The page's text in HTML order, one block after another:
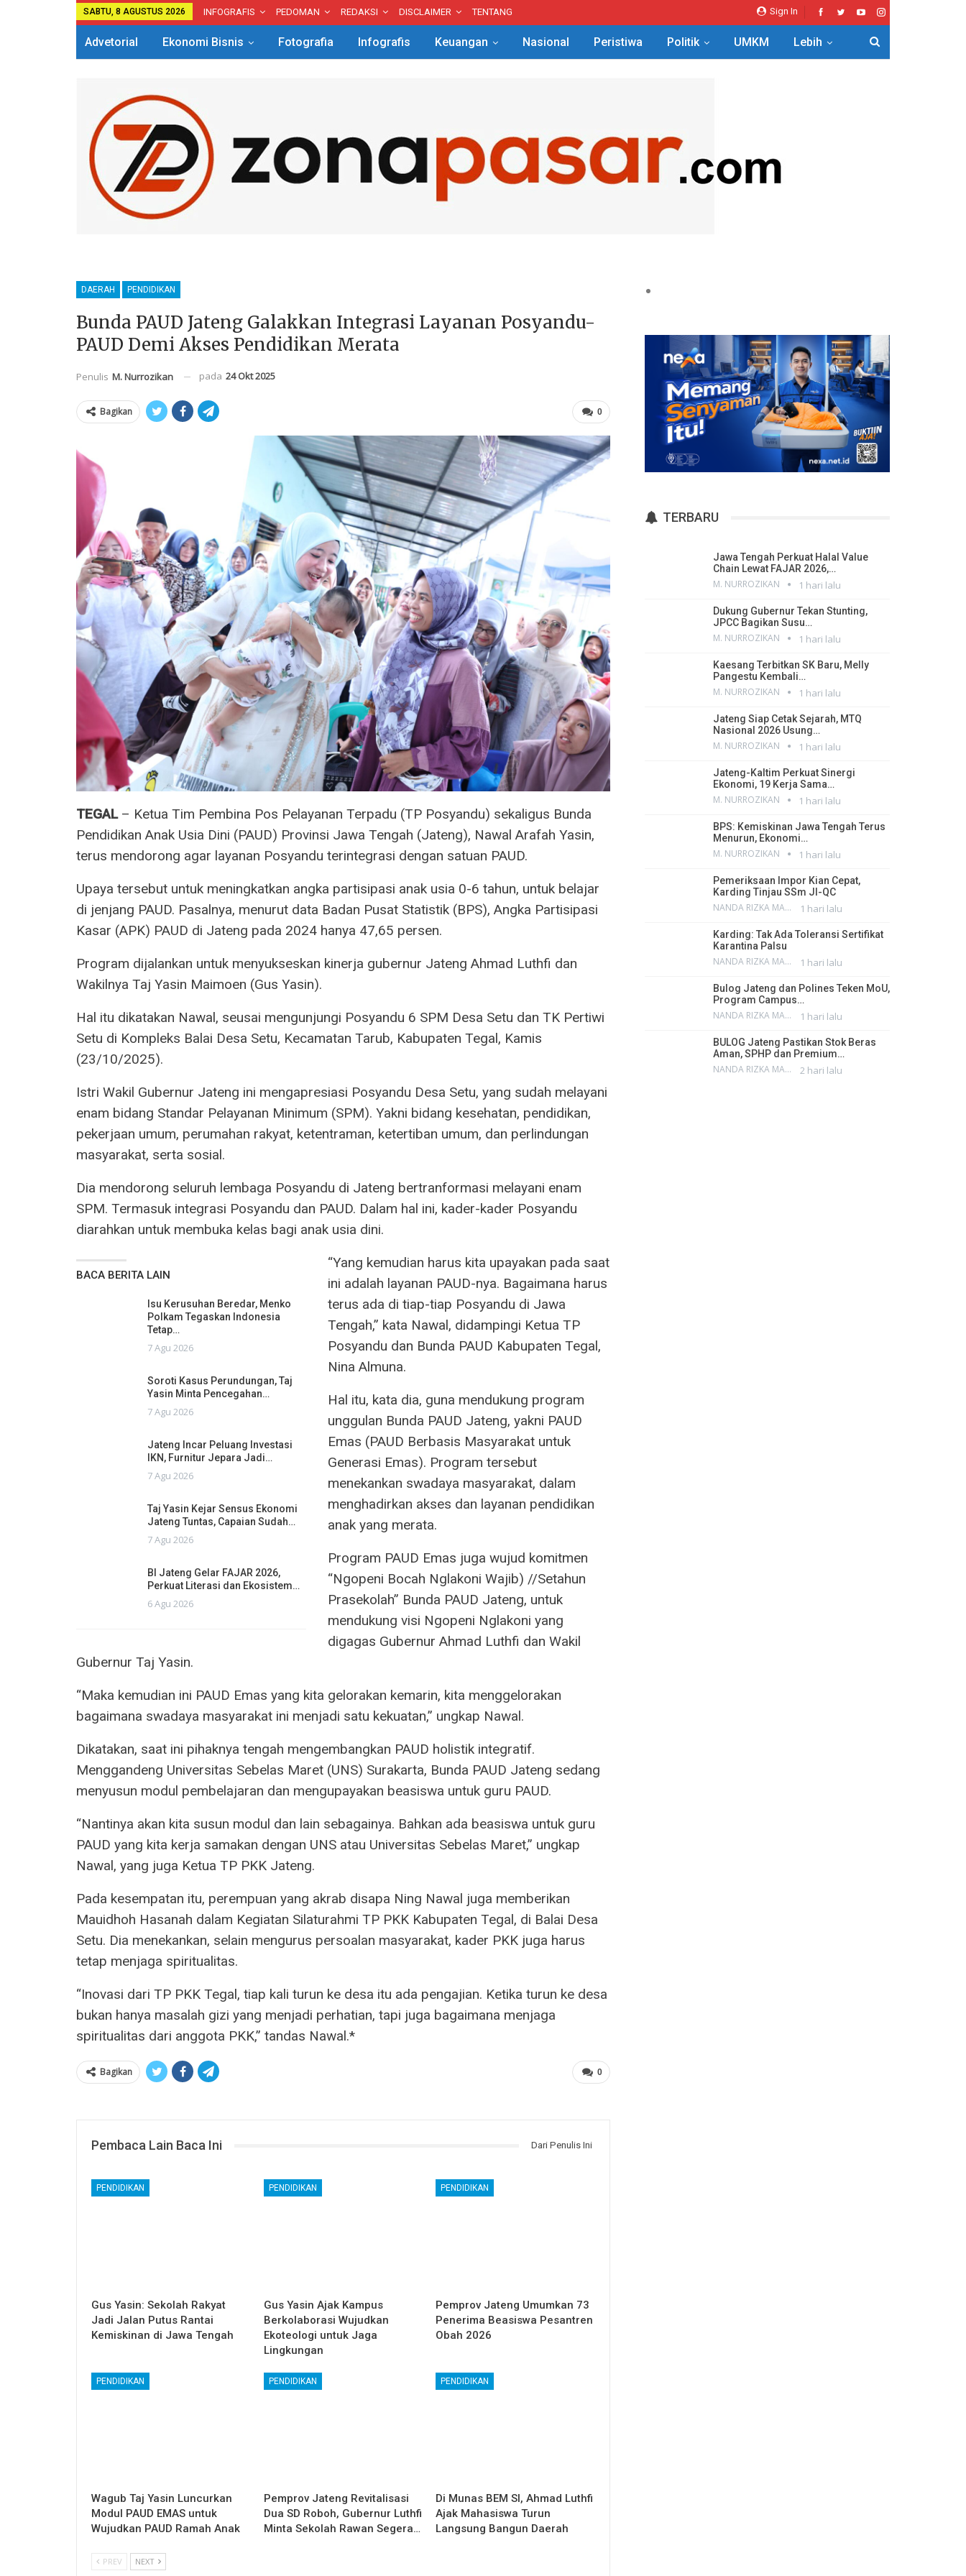
Sign In
SABTU, 8 AGUSTUS 2026 INFOGRAFIS PEDOMAN REDAKSI DISCLAIMER TENTANG
Advetorial Ekonomi Bisnis Fotografia Infografis Keuangan Nasional Peristiwa Politik UMKM Lebih
DAERAH PENDIDIKAN
Bunda PAUD Jateng Galakkan Integrasi Layanan Posyandu-
PAUD Demi Akses Pendidikan Merata
Penulis M. Nurrozikan pada 24 Okt 2025
0
Bagikan
TEGAL– Ketua Tim Pembina Pos Pelayanan Terpadu (TP Posyandu) sekaligus Bunda
Pendidikan Anak Usia Dini (PAUD) Provinsi Jawa Tengah (Jateng), Nawal Arafah Yasin,
terus mendorong agar layanan Posyandu terintegrasi dengan satuan PAUD.
Upaya tersebut untuk meningkatkan angka partisipasi anak usia 0-6 tahun, untuk belajar
di jenjang PAUD. Pasalnya, menurut data Badan Pusat Statistik (BPS), Angka Partisipasi
Kasar (APK) PAUD di Jateng pada 2024 hanya 47,65 persen.
Program dijalankan untuk menyukseskan kinerja gubernur Jateng Ahmad Luthfi dan
Wakilnya Taj Yasin Maimoen (Gus Yasin).
Hal itu dikatakan Nawal, seusai mengunjungi Posyandu 6 SPM Desa Setu dan TK Pertiwi
Setu di Kompleks Balai Desa Setu, Kecamatan Tarub, Kabupaten Tegal, Kamis
(23/10/2025).
Istri Wakil Gubernur Jateng ini mengapresiasi Posyandu Desa Setu, yang sudah melayani
enam bidang Standar Pelayanan Minimum (SPM). Yakni bidang kesehatan, pendidikan,
pekerjaan umum, perumahan rakyat, ketentraman, ketertiban umum, dan perlindungan
masyarakat, serta sosial.
Dia mendorong seluruh lembaga Posyandu di Jateng bertranformasi melayani enam
SPM. Termasuk integrasi Posyandu dan PAUD. Dalam hal ini, kader-kader Posyandu
diarahkan untuk membuka kelas bagi anak usia dini.
BACA BERITA LAIN
Isu Kerusuhan Beredar, Menko
Polkam Tegaskan Indonesia
Tetap…
7 Agu 2026
Soroti Kasus Perundungan, Taj
Yasin Minta Pencegahan…
7 Agu 2026
Jateng Incar Peluang Investasi
IKN, Furnitur Jepara Jadi…
7 Agu 2026
Taj Yasin Kejar Sensus Ekonomi
Jateng Tuntas, Capaian Sudah…
7 Agu 2026
BI Jateng Gelar FAJAR 2026,
Perkuat Literasi dan Ekosistem…
6 Agu 2026
“Yang kemudian harus kita upayakan pada saat
ini adalah layanan PAUD-nya. Bagaimana harus
terus ada di tiap-tiap Posyandu di Jawa
Tengah,” kata Nawal, didampingi Ketua TP
Posyandu dan Bunda PAUD Kabupaten Tegal,
Nina Almuna.
Hal itu, kata dia, guna mendukung program
unggulan Bunda PAUD Jateng, yakni PAUD
Emas (PAUD Berbasis Masyarakat untuk
Generasi Emas). Program tersebut
menekankan swadaya masyarakat, dalam
menghadirkan akses dan layanan pendidikan
anak yang merata.
Program PAUD Emas juga wujud komitmen
“Ngopeni Bocah Nglakoni Wajib) //Setahun
Prasekolah” Bunda PAUD Jateng, untuk
mendukung visi Ngopeni Nglakoni yang
digagas Gubernur Ahmad Luthfi dan Wakil
Gubernur Taj Yasin.
“Maka kemudian ini PAUD Emas yang kita gelorakan kemarin, kita menggelorakan
bagaimana swadaya masyarakat ini menjadi satu kekuatan,” ungkap Nawal.
Dikatakan, saat ini pihaknya tengah mengembangkan PAUD holistik integratif.
Menggandeng Universitas Sebelas Maret (UNS) Surakarta, Bunda PAUD Jateng sedang
menyusun modul pembelajaran dan mengupayakan beasiswa untuk guru PAUD.
“Nantinya akan kita susun modul dan lain sebagainya. Bahkan ada beasiswa untuk guru
PAUD yang kita kerja samakan dengan UNS atau Universitas Sebelas Maret,” ungkap
Nawal, yang juga Ketua TP PKK Jateng.
Pada kesempatan itu, perempuan yang akrab disapa Ning Nawal juga memberikan
Mauidhoh Hasanah dalam Kegiatan Silaturahmi TP PKK Kabupaten Tegal, di Balai Desa
Setu. Dia menekankan, selain mengurus persoalan masyarakat, kader PKK juga harus
tetap menjaga spiritualitas.
“Inovasi dari TP PKK Tegal, tiap kali turun ke desa itu ada pengajian. Ketika turun ke desa
bukan hanya masalah gizi yang menjadi perhatian, tapi juga bagaimana menjaga
spiritualitas dari anggota PKK,” tandas Nawal.*
0
Bagikan
Pembaca Lain Baca Ini Dari Penulis Ini
PENDIDIKAN
Gus Yasin: Sekolah Rakyat
Jadi Jalan Putus Rantai
Kemiskinan di Jawa Tengah
PENDIDIKAN
Gus Yasin Ajak Kampus
Berkolaborasi Wujudkan
Ekoteologi untuk Jaga
Lingkungan
PENDIDIKAN
Pemprov Jateng Umumkan 73
Penerima Beasiswa Pesantren
Obah 2026
PENDIDIKAN
Wagub Taj Yasin Luncurkan
Modul PAUD EMAS untuk
Wujudkan PAUD Ramah Anak
PENDIDIKAN
Pemprov Jateng Revitalisasi
Dua SD Roboh, Gubernur Luthfi
Minta Sekolah Rawan Segera…
PENDIDIKAN
Di Munas BEM SI, Ahmad Luthfi
Ajak Mahasiswa Turun
Langsung Bangun Daerah
PREV NEXT
TERBARU
Jawa Tengah Perkuat Halal Value
Chain Lewat FAJAR 2026,…
M. NURROZIKAN 1 hari lalu
Dukung Gubernur Tekan Stunting,
JPCC Bagikan Susu…
M. NURROZIKAN 1 hari lalu
Kaesang Terbitkan SK Baru, Melly
Pangestu Kembali…
M. NURROZIKAN 1 hari lalu
Jateng Siap Cetak Sejarah, MTQ
Nasional 2026 Usung…
M. NURROZIKAN 1 hari lalu
Jateng-Kaltim Perkuat Sinergi
Ekonomi, 19 Kerja Sama…
M. NURROZIKAN 1 hari lalu
BPS: Kemiskinan Jawa Tengah Terus
Menurun, Ekonomi…
M. NURROZIKAN 1 hari lalu
Pemeriksaan Impor Kian Cepat,
Karding Tinjau SSm JI-QC
NANDA RIZKA MAHENDRA 1 hari lalu
Karding: Tak Ada Toleransi Sertifikat
Karantina Palsu
NANDA RIZKA MAHENDRA 1 hari lalu
Bulog Jateng dan Polines Teken MoU,
Program Campus…
NANDA RIZKA MAHENDRA 1 hari lalu
BULOG Jateng Pastikan Stok Beras
Aman, SPHP dan Premium…
NANDA RIZKA MAHENDRA 2 hari lalu